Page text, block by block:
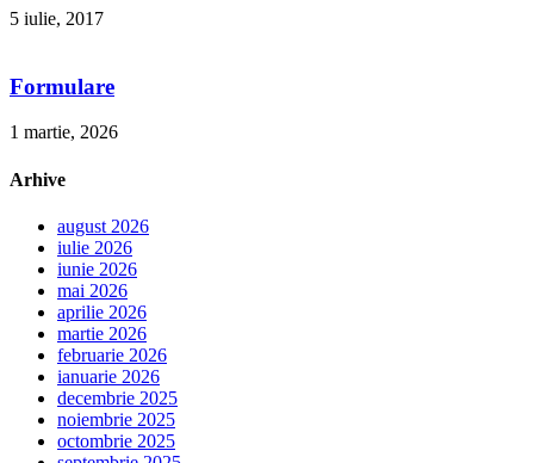
5 iulie, 2017
Formulare
1 martie, 2026
Arhive
august 2026
iulie 2026
iunie 2026
mai 2026
aprilie 2026
martie 2026
februarie 2026
ianuarie 2026
decembrie 2025
noiembrie 2025
octombrie 2025